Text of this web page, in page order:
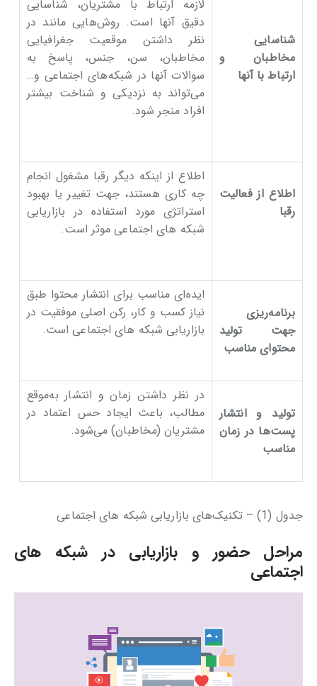
شناسایی
مخاطبان و
ارتباط با آنها
لازمه ارتباط با مشتریان، شناسایی
دقیق آنها است. روش‌هایی مانند در
نظر داشتن موقعیت جغرافیایی
مخاطبان، سن، جنس، پاسخ به
سوالات آنها در شبکه‌های اجتماعی و…
می‌تواند به نزدیکی و شناخت بیشتر
افراد منجر شود.
اطلاع از فعالیت
رقبا
اطلاع از اینکه دیگر رقبا مشغول انجام
چه کاری هستند، جهت تغییر یا بهبود
استراتژی مورد استفاده در بازاریابی
شبکه ‌های اجتماعی موثر است.
برنامه‌ریزی
جهت تولید
محتوای مناسب
ایده‌ای مناسب برای انتشار محتوا طبق
نیاز کسب و کار، رکن اصلی موفقیت در
بازاریابی شبکه‌ های اجتماعی است.
تولید و انتشار
پست‌ها در زمان
مناسب
در نظر داشتن زمان و انتشار به‌موقع
مطالب، باعث ایجاد حس اعتماد در
مشتریان (مخاطبان) می‌شود.
جدول (1) – تکنیک‌های بازاریابی شبکه ‌های اجتماعی
مراحل حضور و بازاریابی در شبکه ‌های
اجتماعی